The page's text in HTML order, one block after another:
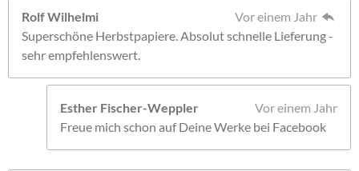
Rolf Wilhelmi
Vor einem Jahr
Superschöne Herbstpapiere. Absolut schnelle Lieferung -
sehr empfehlenswert.
Esther Fischer-Weppler
Vor einem Jahr
Freue mich schon auf Deine Werke bei Facebook